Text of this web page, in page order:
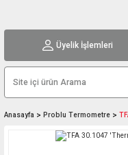
Üyelik İşlemleri
Anasayfa Problu Termometre